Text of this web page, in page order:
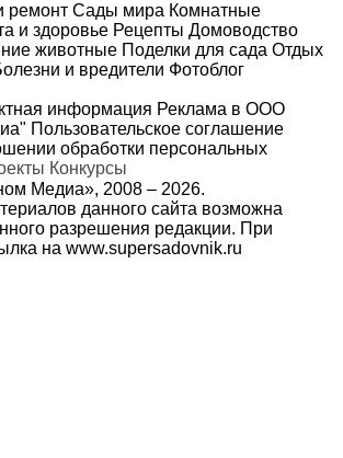
ремонт Сады мира Комнатные
и здоровье Рецепты Домоводство
животные Поделки для сада Отдых
и вредители Фотоблог
информация Реклама в ООО
Пользовательское соглашение
обработки персональных
Конкурсы
Медиа», 2008 – 2026.
данного сайта возможна
разрешения редакции. При
на www.supersadovnik.ru